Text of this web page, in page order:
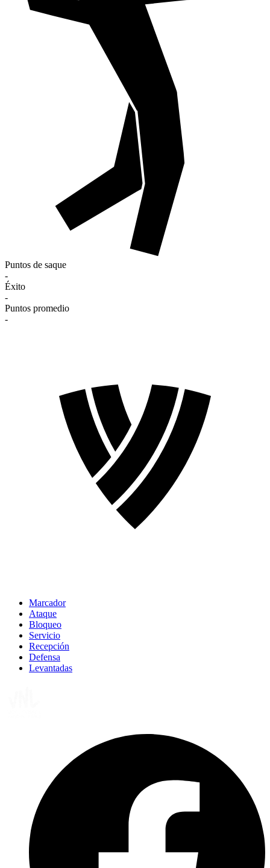
Puntos de saque
-
Éxito
-
Puntos promedio
-
Marcador
Ataque
Bloqueo
Servicio
Recepción
Defensa
Levantadas